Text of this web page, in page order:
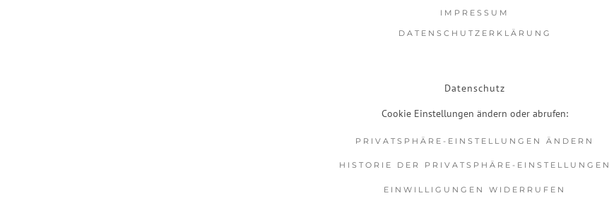
IMPRESSUM
DATENSCHUTZERKLÄRUNG
Datenschutz
Cookie Einstellungen ändern oder abrufen:
PRIVATSPHÄRE-EINSTELLUNGEN ÄNDERN
HISTORIE DER PRIVATSPHÄRE-EINSTELLUNGEN
EINWILLIGUNGEN WIDERRUFEN